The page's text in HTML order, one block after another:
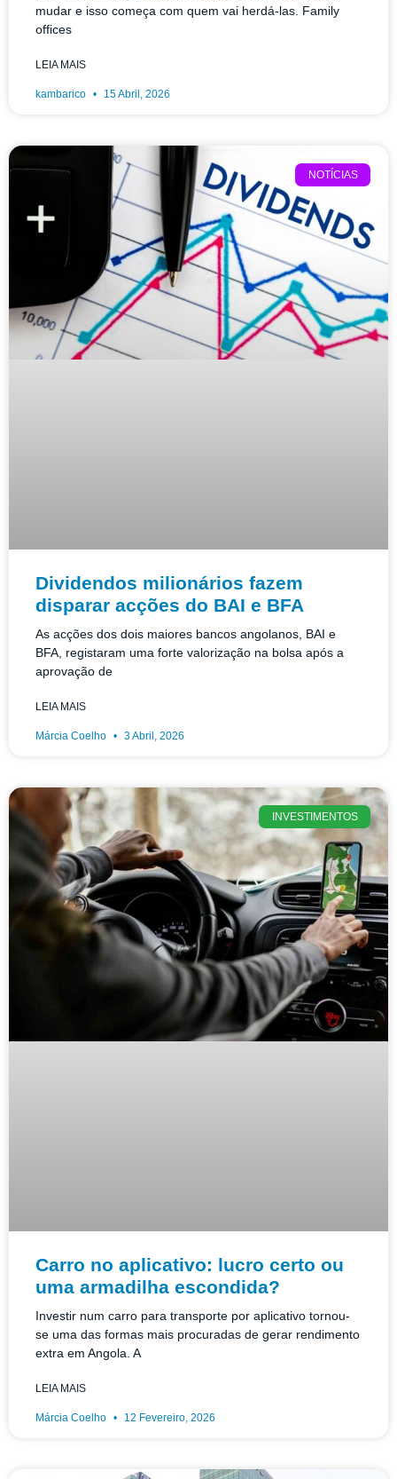
mudar e isso começa com quem vai herdá-las. Family
offices
LEIA MAIS
kambarico 15 Abril, 2026
NOTÍCIAS
Dividendos milionários fazem
disparar acções do BAI e BFA
As acções dos dois maiores bancos angolanos, BAI e
BFA, registaram uma forte valorização na bolsa após a
aprovação de
LEIA MAIS
Márcia Coelho 3 Abril, 2026
INVESTIMENTOS
Carro no aplicativo: lucro certo ou
uma armadilha escondida?
Investir num carro para transporte por aplicativo tornou-
se uma das formas mais procuradas de gerar rendimento
extra em Angola. A
LEIA MAIS
Márcia Coelho 12 Fevereiro, 2026